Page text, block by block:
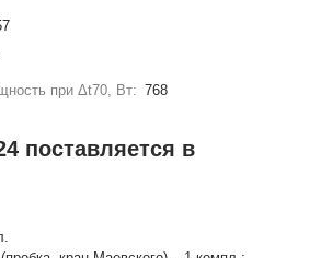
при Δt70, Вт: 768
поставляется в